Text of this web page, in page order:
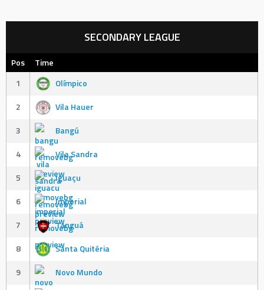
SECONDARY LEAGUE
Pos
Time
1
Olímpico
2
Vila Hauer
3
Bangú
4
Vila Sandra
5
Iguaçu
6
Imperial
7
Tanguá
8
Santa Quitéria
9
Novo Mundo